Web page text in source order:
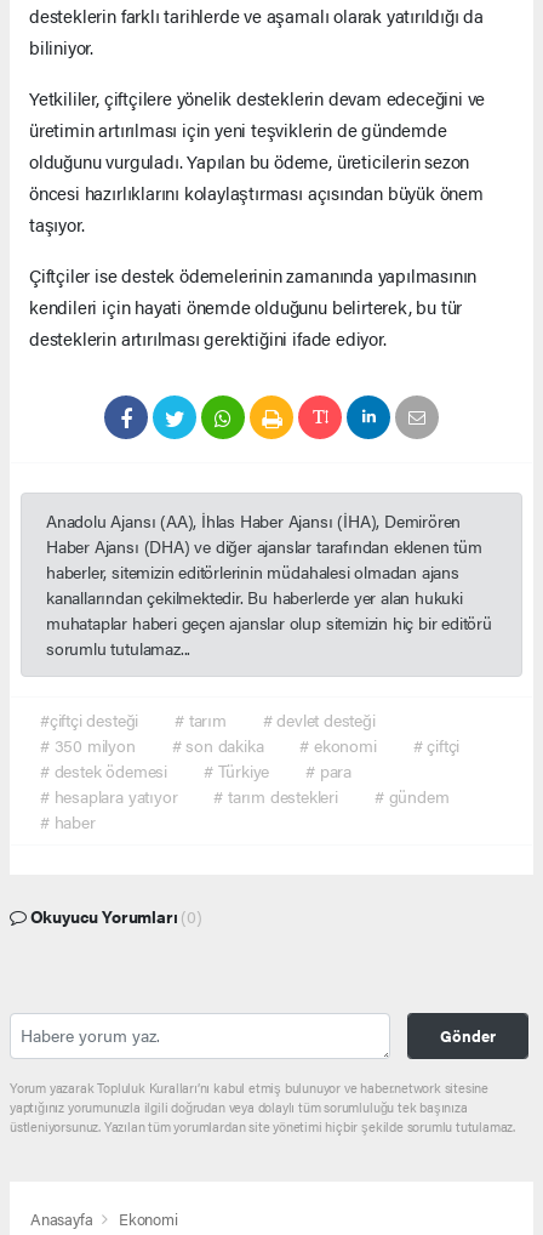
desteklerin farklı tarihlerde ve aşamalı olarak yatırıldığı da
biliniyor.
Yetkililer, çiftçilere yönelik desteklerin devam edeceğini ve
üretimin artırılması için yeni teşviklerin de gündemde
olduğunu vurguladı. Yapılan bu ödeme, üreticilerin sezon
öncesi hazırlıklarını kolaylaştırması açısından büyük önem
taşıyor.
Çiftçiler ise destek ödemelerinin zamanında yapılmasının
kendileri için hayati önemde olduğunu belirterek, bu tür
desteklerin artırılması gerektiğini ifade ediyor.
Anadolu Ajansı (AA), İhlas Haber Ajansı (İHA), Demirören
Haber Ajansı (DHA) ve diğer ajanslar tarafından eklenen tüm
haberler, sitemizin editörlerinin müdahalesi olmadan ajans
kanallarından çekilmektedir. Bu haberlerde yer alan hukuki
muhataplar haberi geçen ajanslar olup sitemizin hiç bir editörü
sorumlu tutulamaz...
#çiftçi desteği # tarım
# devlet desteği
# 350 milyon
# son dakika # ekonomi
# çiftçi
# destek ödemesi
# Türkiye
# para
# hesaplara yatıyor
# tarım destekleri
# gündem
# haber
Okuyucu Yorumları (0)
Gönder
Yorum yazarak Topluluk Kuralları’nı kabul etmiş bulunuyor ve haber.network sitesine
yaptığınız yorumunuzla ilgili doğrudan veya dolaylı tüm sorumluluğu tek başınıza
üstleniyorsunuz. Yazılan tüm yorumlardan site yönetimi hiçbir şekilde sorumlu tutulamaz.
Anasayfa Ekonomi